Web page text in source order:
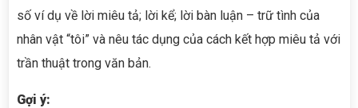
số ví dụ về lời miêu tả; lời kể; lời bàn luận – trữ tình của
nhân vật “tôi” và nêu tác dụng của cách kết hợp miêu tả với
trần thuật trong văn bản.
Gợi ý: